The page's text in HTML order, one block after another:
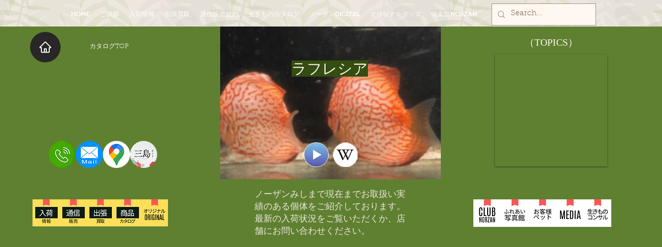
HOME ご挨拶 入荷情報 出張買取 通信販売規約 生きものカタログ ノーザンDIGITAL オリジナルグッズ 倶楽部NORZAN
​カタログTOP
ラフレシア
​（TOPICS）
ノーザンみしまで現在までお取扱い実
績のある個体をご紹介しております。​
最新の入荷状況をご覧いただくか、店
舗にお問い合わせください。​